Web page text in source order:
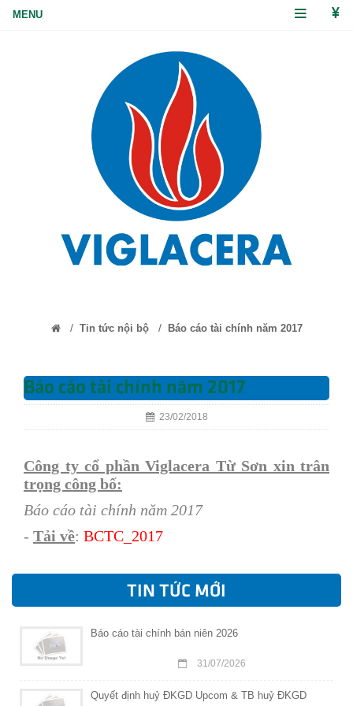
/ Tin tức nội bộ/ Báo cáo tài chính năm 2017
Báo cáo tài chính năm 2017
23/02/2018
Công ty cổ phần Viglacera Từ Sơn xin trân
trọng công bố:
Báo cáo tài chính năm 2017
- Tải về: BCTC _2017
TIN TỨC MỚI
Báo cáo tài chính bán niên 2026
31/07/2026
Quyết định huỷ ĐKGD Upcom & TB huỷ ĐKGD